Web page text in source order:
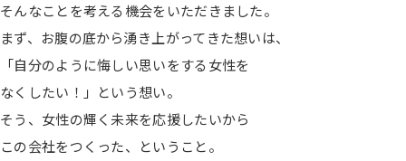
そんなことを考える機会をいただきました。
まず、お腹の底から湧き上がってきた想いは、
「自分のように悔しい思いをする女性を
なくしたい！」という想い。
そう、女性の輝く未来を応援したいから
この会社をつくった、ということ。